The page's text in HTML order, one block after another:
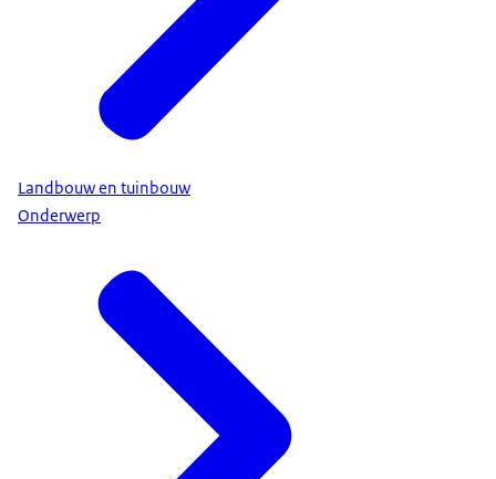
Landbouw en tuinbouw
Onderwerp